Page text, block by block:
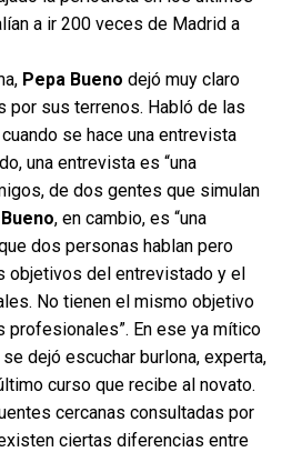
a ir 200 veces de Madrid a
Pepa Bueno dejó muy claro
por sus terrenos. Habló de las
se hace una entrevista
una entrevista es “una
de dos gentes que simulan
, en cambio, es “una
dos personas hablan pero
objetivos del entrevistado y el
No tienen el mismo objetivo
En ese ya mítico
se dejó escuchar burlona, experta,
curso que recibe al novato.
cercanas consultadas por
ciertas diferencias entre